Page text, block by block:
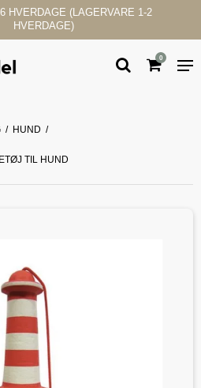
KUNDESERVICE & SUPPORT
0
/ HUND /
TIL HUND